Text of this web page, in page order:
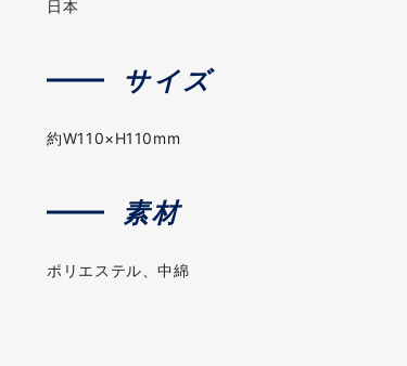
日本
サイズ
約W110×H110mm
素材
ポリエステル、中綿